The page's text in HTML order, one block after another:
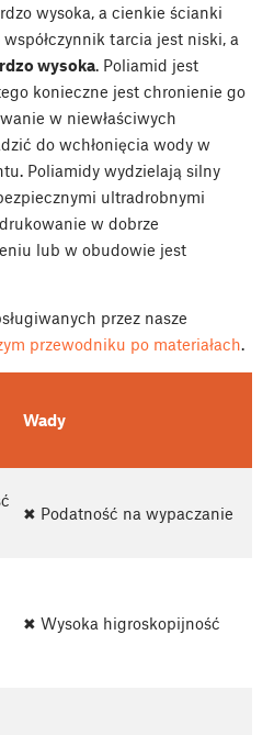
wysoka, a cienkie ścianki
tarcia jest niski, a
wysoka. Poliamid jest
konieczne jest chronienie go
w niewłaściwych
do wchłonięcia wody w
Poliamidy wydzielają silny
ultradrobnymi
w dobrze
lub w obudowie jest
przez nasze
przewodniku po materiałach.
Wady
✖ Podatność na wypaczanie
✖ Wysoka higroskopijność